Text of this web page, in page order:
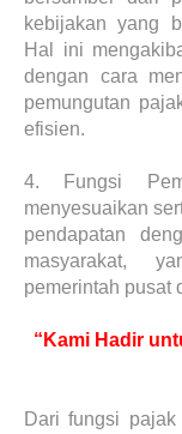
kebijakan yang
Hal ini
dengan cara
pemungutan
efisien.
4.
Fungsi
menyesuaikan
pendapatan
masyarakat,
pemerintah pusat
“Kami Hadir
Dari fungsi